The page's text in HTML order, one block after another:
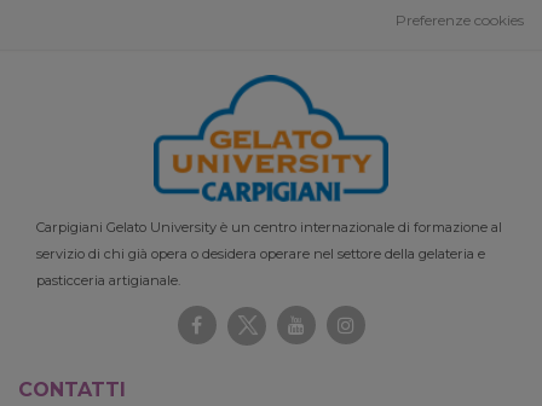
Preferenze cookies
Carpigiani Gelato University è un centro internazionale di formazione al
servizio di chi già opera o desidera operare nel settore della gelateria e
pasticceria artigianale.
CONTATTI